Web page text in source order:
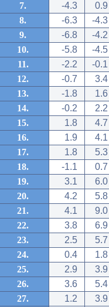
7.
-4.3
0.9
8.
-6.3
-4.3
9.
-6.8
-4.2
10.
-5.8
-4.5
11.
-2.2
-0.1
12.
-0.7
3.4
13.
-1.8
1.6
14.
-0.2
2.2
15.
1.8
4.7
16.
1.9
4.1
17.
1.8
5.3
18.
-1.1
0.7
19.
3.1
6.0
20.
4.2
5.8
21.
4.1
9.0
22.
3.8
6.9
23.
2.5
5.7
24.
0.4
1.8
25.
2.9
3.9
26.
3.6
5.4
27.
1.2
3.9